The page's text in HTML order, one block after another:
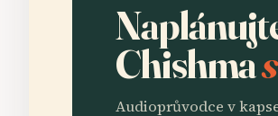
Chishma
Audioprůvodce v